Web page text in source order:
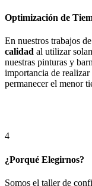
Optimización de
En nuestros trabajos
calidad al utilizar
nuestras pinturas y
importancia de realizar
permanecer el menor
4
¿Porqué Elegirnos?
Somos el taller de